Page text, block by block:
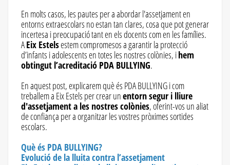
En molts casos, les pautes per a abordar l'assetjament en
entorns extraescolars no estan tan clares, cosa que pot generar
incertesa i preocupació tant en els docents com en les famílies.
AEix Estelsestem compromesos a garantir la protecció
d’infants i adolescents en totes les nostres colònies, ihem
obtingut l’acreditació PDA BULLYING.
En aquest post, explicarem què és PDA BULLYING i com
treballem a Eix Estels per crear unentorn segur i lliure
d'assetjament a les nostres colònies, oferint-vos un aliat
de confiança per a organitzar les vostres pròximes sortides
escolars.
Què és PDA BULLYING?
Evolució de la lluita contra l’assetjament